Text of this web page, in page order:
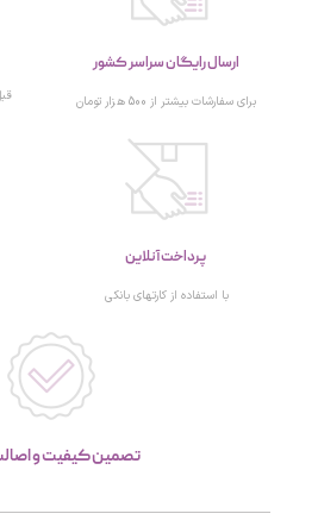
ارسال رایگان سراسر کشور
برای سفارشات بیشتر از 500 هزار تومان
پرداخت آنلاین
با استفاده از کارتهای بانکی
تصمین کیفیت و